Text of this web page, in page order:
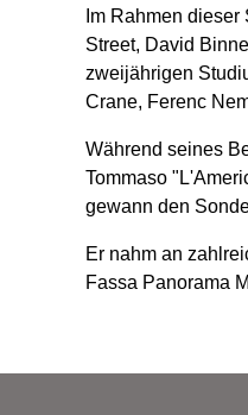
Im Rahmen
Street, David
zweijährigen
Crane, Ferenc
Während seines
Tommaso
gewann den
Er nahm an
Fassa Panorama